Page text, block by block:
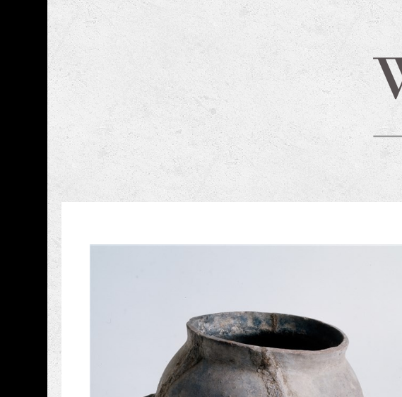
跳到主要內容國立臺灣史前文化博物館
藏品資訊